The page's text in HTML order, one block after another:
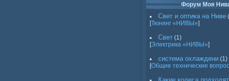
Форум Моя
Свет и оптика на Ниве
[Тюнинг «НИВЫ»]
Свет (1)
[Электрика «НИВЫ»]
система охлаждени (1)
[Общие технические